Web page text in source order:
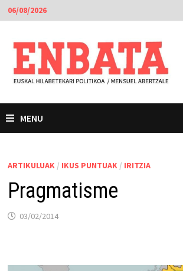
Skip
to
content
06/08/2026
MENU
ARTIKULUAK / IKUS PUNTUAK / IRITZIA
Pragmatisme
03/02/2014